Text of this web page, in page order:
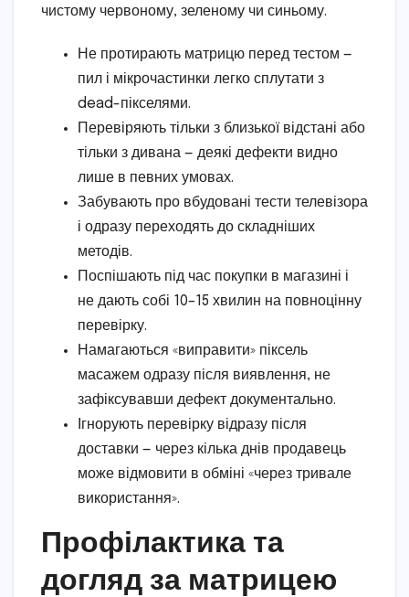
чистому червоному, зеленому чи синьому.
Не протирають матрицю перед тестом —
пил і мікрочастинки легко сплутати з
dead-пікселями.
Перевіряють тільки з близької відстані або
тільки з дивана — деякі дефекти видно
лише в певних умовах.
Забувають про вбудовані тести телевізора
і одразу переходять до складніших
методів.
Поспішають під час покупки в магазині і
не дають собі 10–15 хвилин на повноцінну
перевірку.
Намагаються «виправити» піксель
масажем одразу після виявлення, не
зафіксувавши дефект документально.
Ігнорують перевірку відразу після
доставки — через кілька днів продавець
може відмовити в обміні «через тривале
використання».
Профілактика та
догляд за матрицею